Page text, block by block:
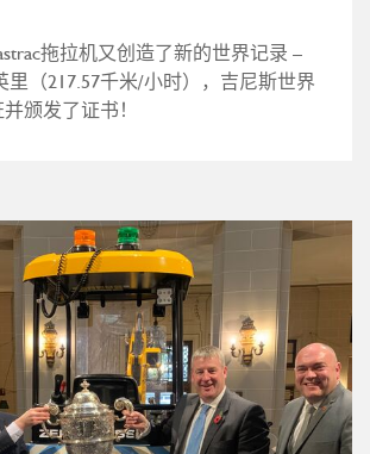
拖拉机又创造了新的世界记录 –
里（217.57千米/小时），吉尼斯世界
颁发了证书！